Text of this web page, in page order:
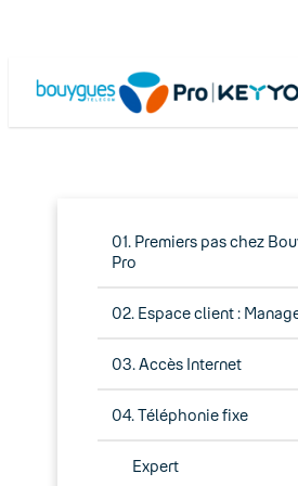
01. Premiers pas chez
Pro
02. Espace client :
03. Accès Internet
04. Téléphonie fixe
Expert